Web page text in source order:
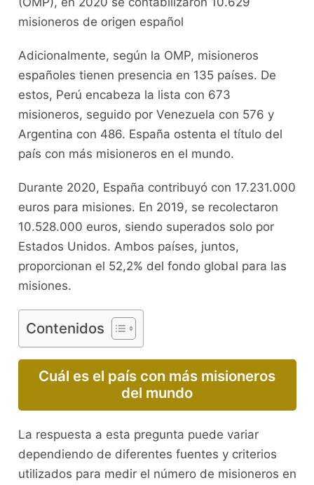
misioneros de origen español
Adicionalmente, según la OMP, misioneros
españoles tienen presencia en 135 países. De
estos, Perú encabeza la lista con 673
misioneros, seguido por Venezuela con 576 y
Argentina con 486. España ostenta el título del
país con más misioneros en el mundo.
Durante 2020, España contribuyó con 17.231.000
euros para misiones. En 2019, se recolectaron
10.528.000 euros, siendo superados solo por
Estados Unidos. Ambos países, juntos,
proporcionan el 52,2% del fondo global para las
misiones.
Contenidos
Cuál es el país con más misioneros
del mundo
La respuesta a esta pregunta puede variar
dependiendo de diferentes fuentes y criterios
utilizados para medir el número de misioneros en